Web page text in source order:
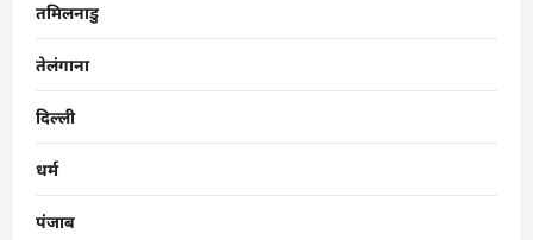
तमिलनाडु
तेलंगाना
दिल्ली
धर्म
पंजाब